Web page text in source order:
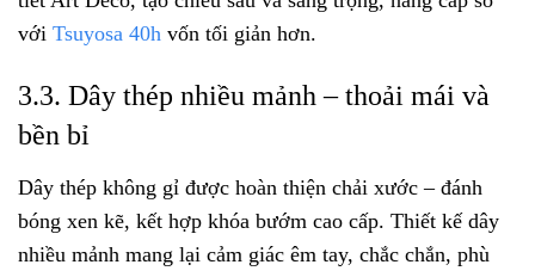
với Tsuyosa 40h vốn tối giản hơn.
3.3. Dây thép nhiều mảnh – thoải mái và
bền bỉ
Dây thép không gỉ được hoàn thiện chải xước – đánh
bóng xen kẽ, kết hợp khóa bướm cao cấp. Thiết kế dây
nhiều mảnh mang lại cảm giác êm tay, chắc chắn, phù